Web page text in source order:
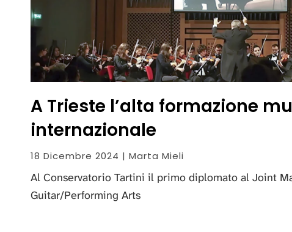
A Trieste l’alta formazione
internazionale
18 Dicembre 2024 | Marta Mieli
Al Conservatorio Tartini il primo diplomato al Joint
Guitar/Performing Arts